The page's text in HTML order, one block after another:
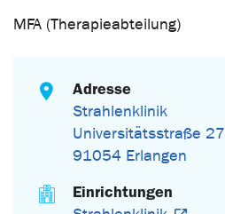
MFA (Therapieabteilung)
Adresse
Strahlenklinik
Universitätsstraße 27
91054 Erlangen
Einrichtungen